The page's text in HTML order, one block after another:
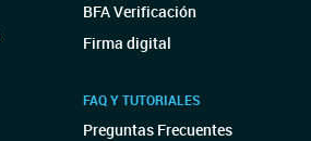
BFA Verificación
Firma digital
FAQ Y TUTORIALES
Preguntas Frecuentes